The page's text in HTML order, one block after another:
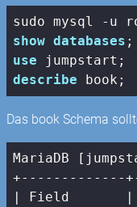
show databases
use
describe book;
Das book Schema
MariaDB
| Field       |